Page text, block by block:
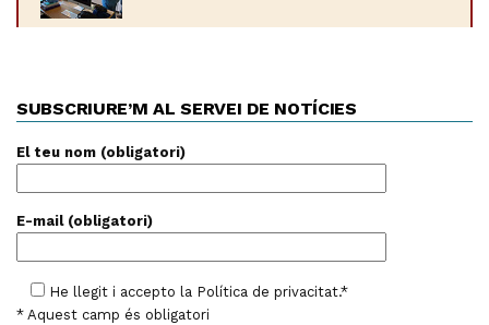
SUBSCRIURE’M AL SERVEI DE NOTÍCIES
El teu nom (obligatori)
E-mail (obligatori)
He llegit i accepto la Política de privacitat.*
* Aquest camp és obligatori